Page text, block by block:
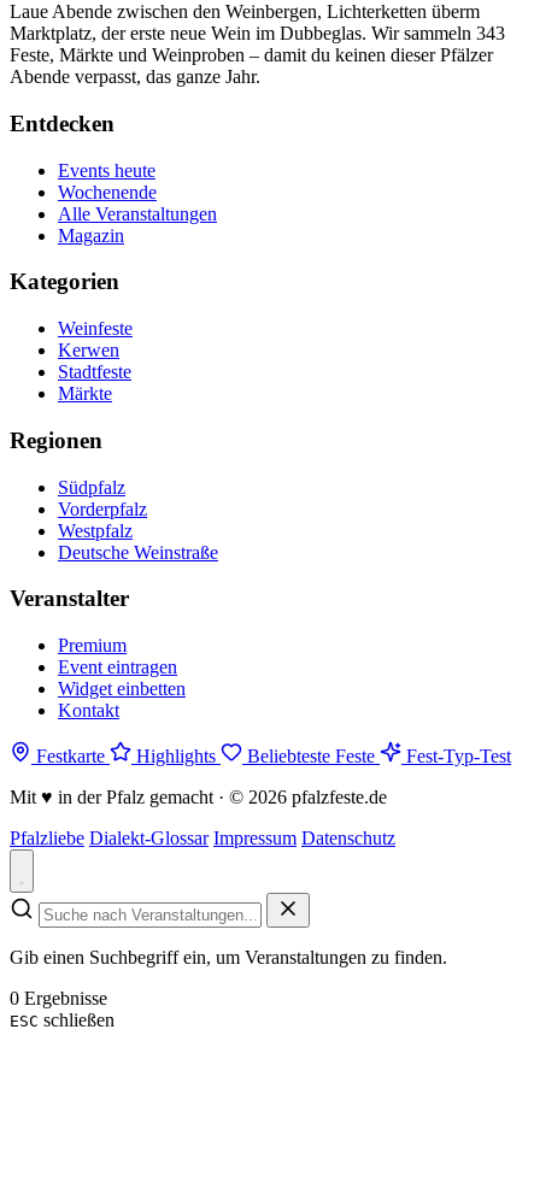
Laue Abende zwischen den Weinbergen, Lichterketten überm
Marktplatz, der erste neue Wein im Dubbeglas. Wir sammeln 343
Feste, Märkte und Weinproben – damit du keinen dieser Pfälzer
Abende verpasst, das ganze Jahr.
Entdecken
Events heute
Wochenende
Alle Veranstaltungen
Magazin
Kategorien
Weinfeste
Kerwen
Stadtfeste
Märkte
Regionen
Südpfalz
Vorderpfalz
Westpfalz
Deutsche Weinstraße
Veranstalter
Premium
Event eintragen
Widget einbetten
Kontakt
Festkarte Highlights Beliebteste Feste
Fest-Typ-Test
Mit ♥ in der Pfalz gemacht · © 2026 pfalzfeste.de
Pfalzliebe Dialekt-Glossar Impressum Datenschutz
Gib einen Suchbegriff ein, um Veranstaltungen zu finden.
0 Ergebnisse
ESC schließen